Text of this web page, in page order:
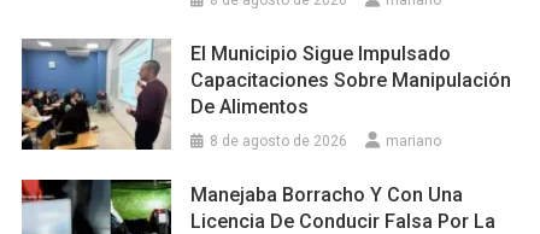
El Municipio Sigue Impulsado
Capacitaciones Sobre Manipulación
De Alimentos
8 de agosto de 2026 mariano
Manejaba Borracho Y Con Una
Licencia De Conducir Falsa Por La